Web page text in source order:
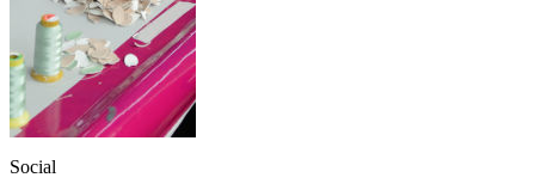
Social